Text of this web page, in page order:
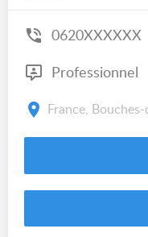
0620XXXXXX
Professionnel
France,